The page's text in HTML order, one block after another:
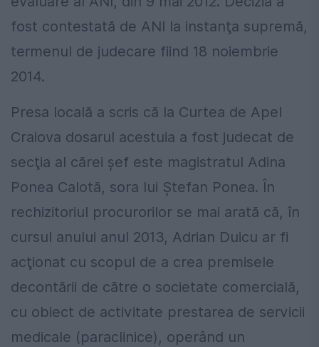
fost contestată de ANI la instanţa supremă,
termenul de judecare fiind 18 noiembrie
2014.
Presa locală a scris că la Curtea de Apel
Craiova dosarul acestuia a fost judecat de
secţia al cărei şef este magistratul Adina
Ponea Calotă, sora lui Ştefan Ponea. În
rechizitoriul procurorilor se mai arată că, în
cursul anului anul 2013, Adrian Duicu ar fi
acţionat cu scopul de a crea premisele
decontării de către o societate comercială,
cu obiect de activitate prestarea de servicii
medicale (paraclinice), operând un